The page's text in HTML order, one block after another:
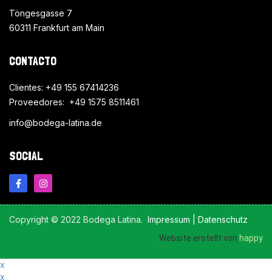
Töngesgasse 7
60311 Frankfurt am Main
CONTACTO
Clientes: +49 155 67414236
Proveedores: +49 1575 8511461
info@bodega-latina.de
SOCIAL
Copyright © 2022 Bodega Latina. Impressum Datenschutz
Website erstellt von happy
x
x